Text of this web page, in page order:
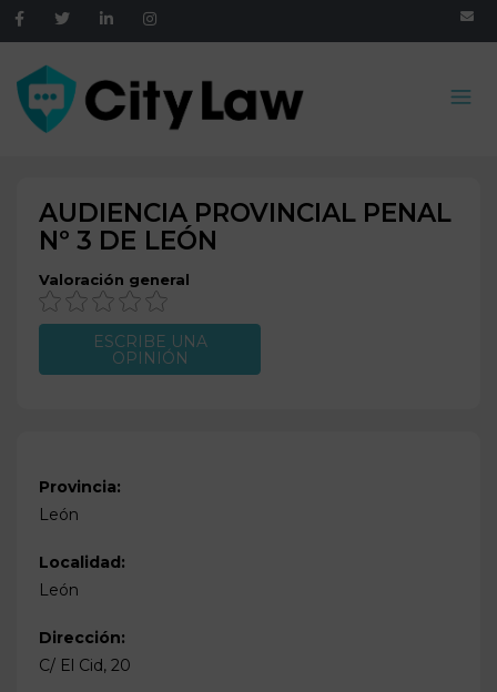
AUDIENCIA PROVINCIAL PENAL
Nº 3 DE LEÓN
Valoración general
ESCRIBE UNA
OPINIÓN
Provincia:
León
Localidad:
León
Dirección:
C/ El Cid, 20